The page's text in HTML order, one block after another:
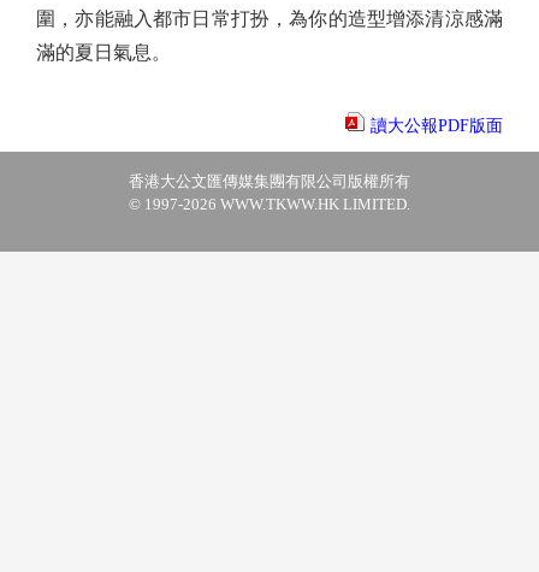
圍，亦能融入都市日常打扮，為你的造型增添清涼感滿
滿的夏日氣息。
讀大公報PDF版面
香港大公文匯傳媒集團有限公司版權所有
© 1997-2026 WWW.TKWW.HK LIMITED.